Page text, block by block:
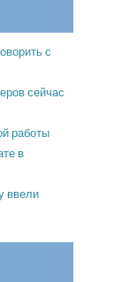
с
сейчас
работы
в
ввели